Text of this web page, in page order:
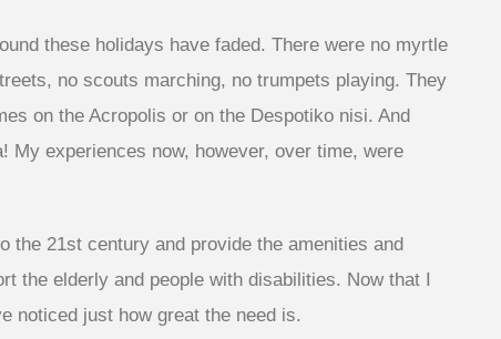
these holidays have faded. There were no myrtle
no scouts marching, no trumpets playing. They
on the Acropolis or on the Despotiko nisi. And
My experiences now, however, over time, were
the 21st century and provide the amenities and
the elderly and people with disabilities. Now that I
noticed just how great the need is.